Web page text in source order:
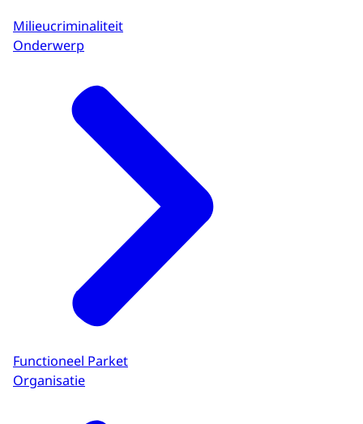
Milieucriminaliteit
Onderwerp
Functioneel Parket
Organisatie